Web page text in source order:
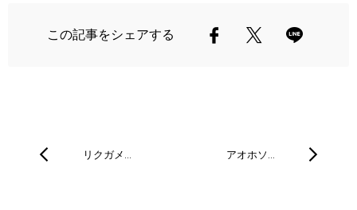
この記事をシェアする
リクガメ… アオホソ…